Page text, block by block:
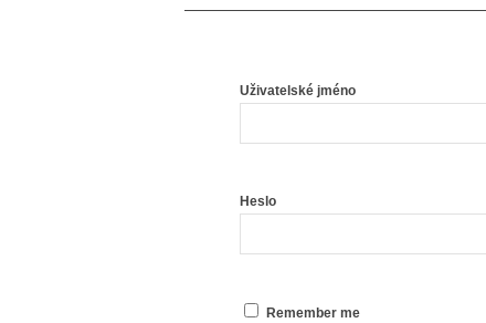
Uživatelské jméno
Heslo
Remember me